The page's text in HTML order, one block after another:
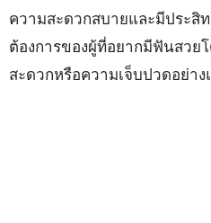
ความสะดวกสบายและมีประสิ
ต้องการของผู้ที่อยากมีฟันสวย
สะดวกหรือความเจ็บปวดอย่าง